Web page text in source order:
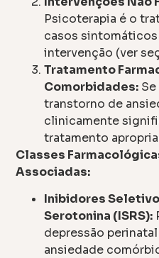
Psicoterapia é o
casos
intervenção (ver
Tratamento
Comorbidades:
transtorno de
clinicamente
tratamento
Classes
Associadas:
Inibidores
Serotonina (ISRS):
depressão
ansiedade